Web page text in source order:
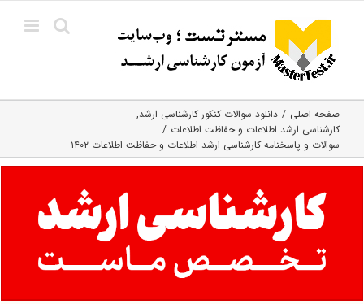
content
صفحه اصلی
دانلود سوالات کنکور کارشناسی ارشد
کارشناسی ارشد اطلاعات و حفاظت اطلاعات
سوالات و پاسخنامه کارشناسی ارشد اطلاعات و حفاظت اطلاعات ۱۴۰۲